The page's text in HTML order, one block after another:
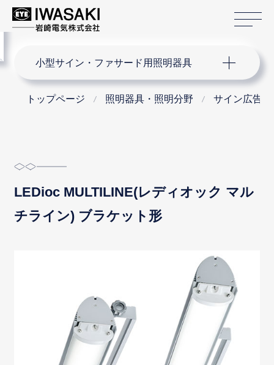
小型サイン・ファサード用照明器具
トップページ 照明器具・照明分野 サイン広告
LEDioc MULTILINE(レディオック マル
チライン) ブラケット形
menu